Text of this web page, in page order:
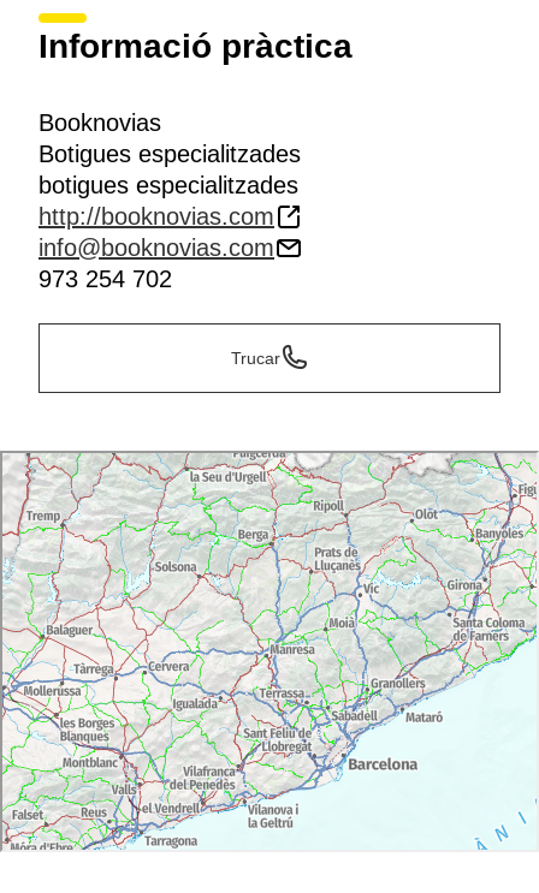
Informació pràctica
Booknovias
Botigues especialitzades
botigues especialitzades
http://booknovias.com
info@booknovias.com
973 254 702
Trucar